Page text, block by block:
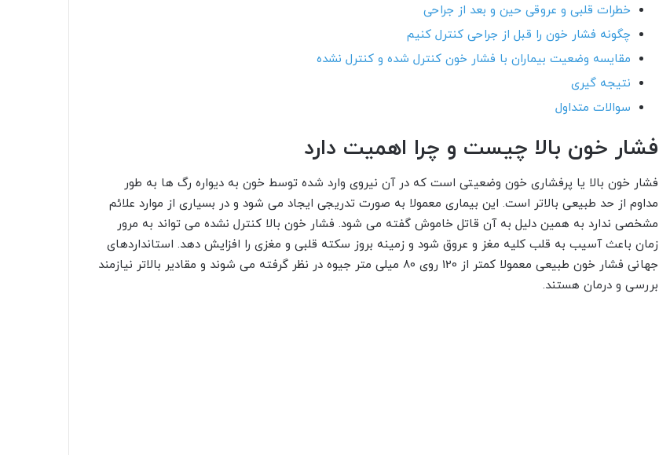
خطرات قلبی و عروقی حین و بعد از جراحی
چگونه فشار خون را قبل از جراحی کنترل کنیم
مقایسه وضعیت بیماران با فشار خون کنترل شده و کنترل نشده
نتیجه گیری
سوالات متداول
فشار خون بالا چیست و چرا اهمیت دارد
فشار خون بالا یا پرفشاری خون وضعیتی است که در آن نیروی وارد شده توسط خون به دیواره رگ ها به طور
مداوم از حد طبیعی بالاتر است. این بیماری معمولا به صورت تدریجی ایجاد می شود و در بسیاری از موارد علائم
مشخصی ندارد به همین دلیل به آن قاتل خاموش گفته می شود. فشار خون بالا کنترل نشده می تواند به مرور
زمان باعث آسیب به قلب کلیه مغز و عروق شود و زمینه بروز سکته قلبی و مغزی را افزایش دهد. استانداردهای
جهانی فشار خون طبیعی معمولا کمتر از 120 روی 80 میلی متر جیوه در نظر گرفته می شوند و مقادیر بالاتر نیازمند
بررسی و درمان هستند.